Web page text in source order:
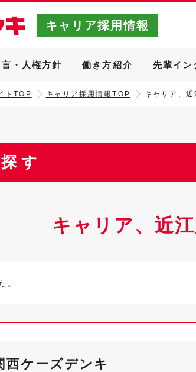
キャリア採用情報
・人権方針 働き方紹介 先輩イン
トTOP キャリア採用情報TOP キャリア、
す
キャリア、近
。
西ケーズデンキ